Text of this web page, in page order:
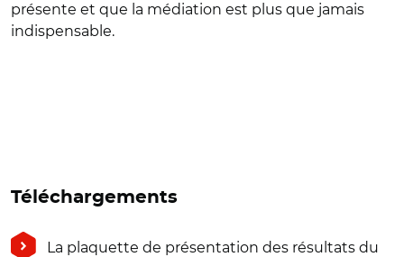
présente et que la médiation est plus que jamais
indispensable.
Téléchargements
La plaquette de présentation des résultats du